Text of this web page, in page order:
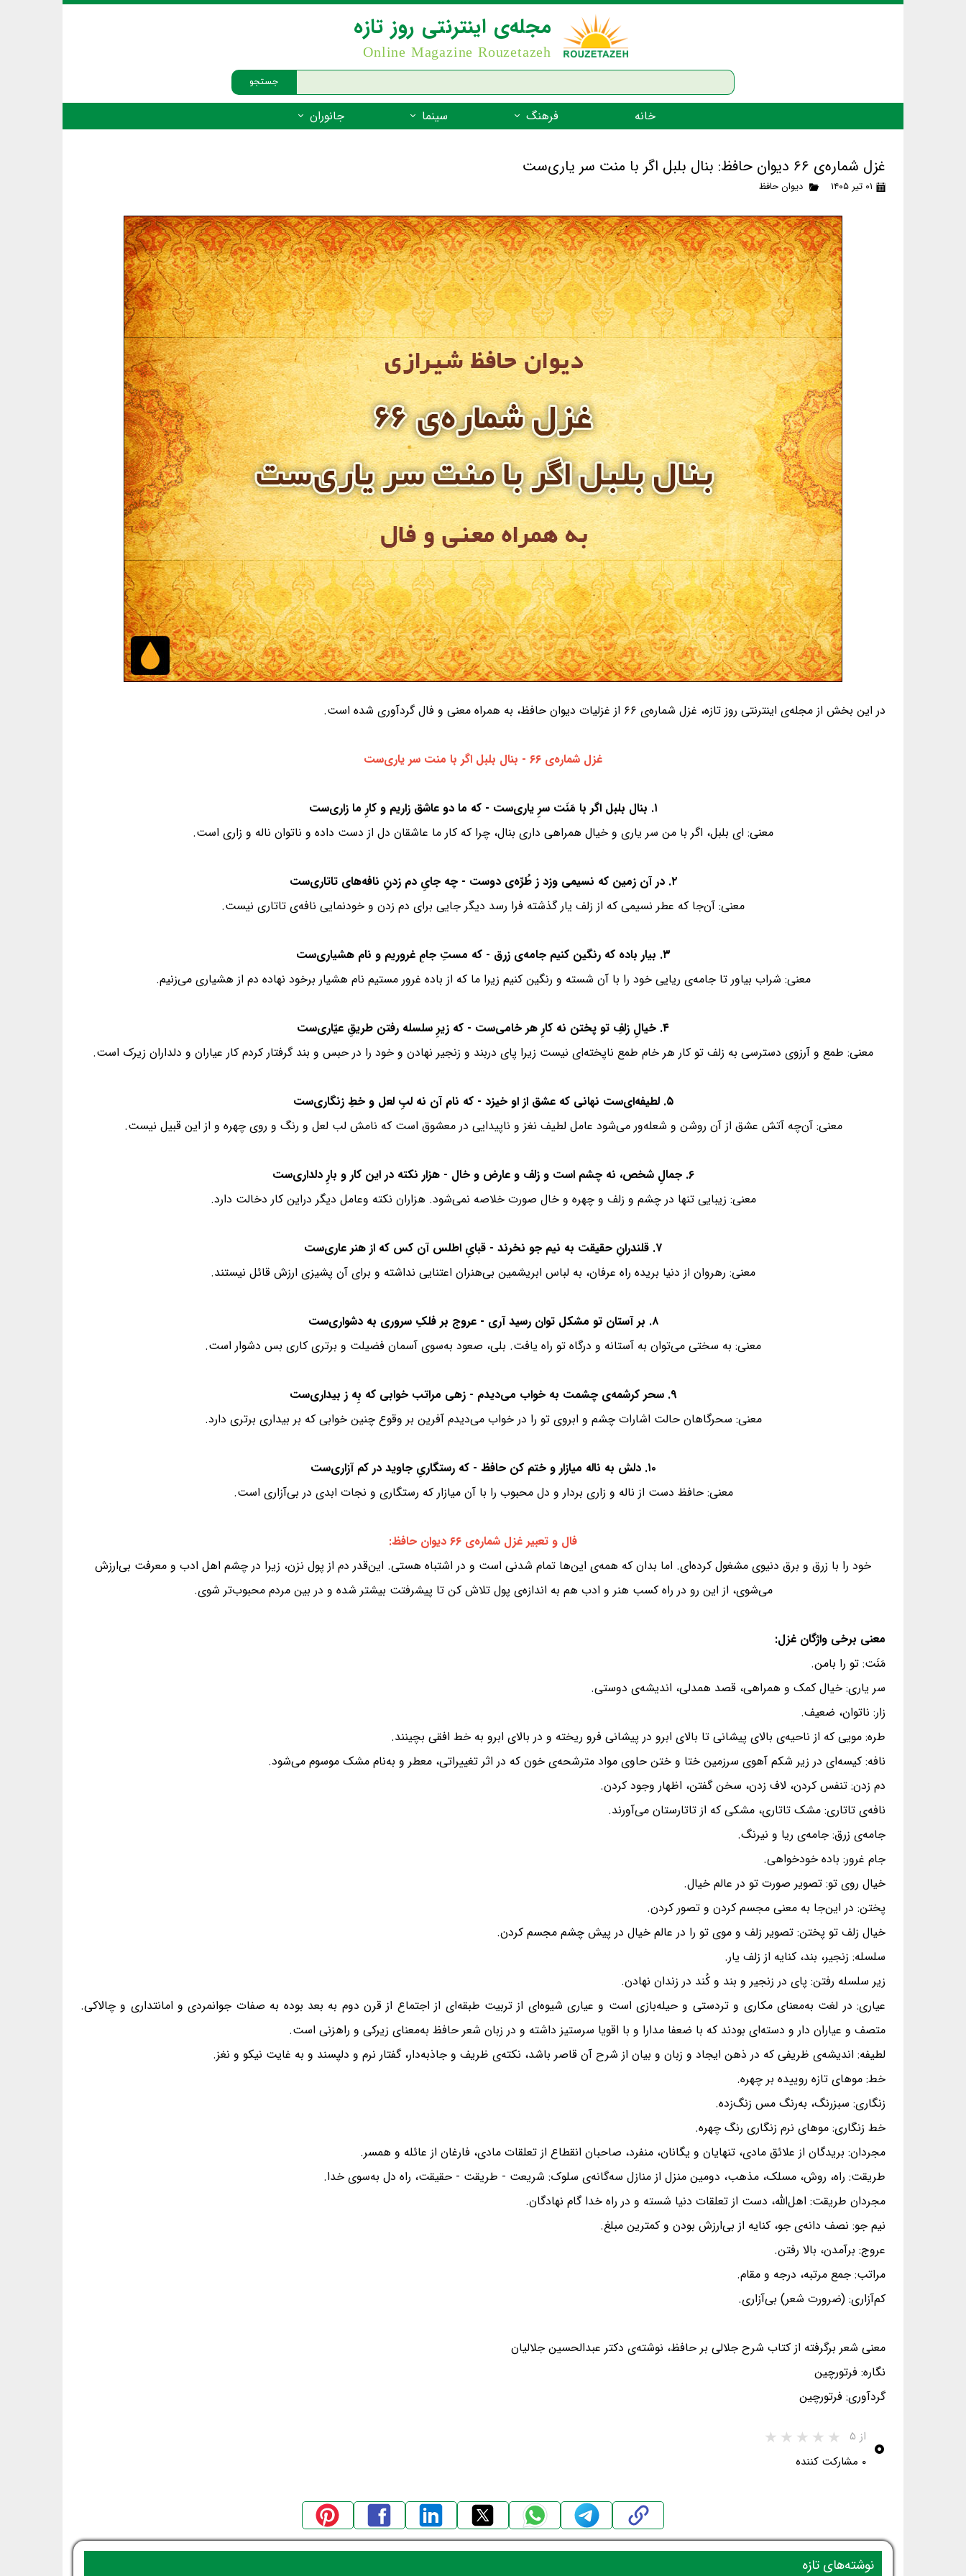
جستجو
مجله‌ی اینترنتی روز تازه
Online Magazine Rouzetazeh
خانه فرهنگ
نام‌نامه
ضرب المثل
شعر فارسی
زندگینامه‌ی بزرگان
گفتاورد
سینما جانوران
جانوران مهره‌دار - دوزیستان
جانوران مهره‌دار - ماهیان
جانوران مهره‌دار - فهرست‌ها
غزل شماره‌ی ۶۶ دیوان حافظ: بنال بلبل اگر با منت سر یاری‌ست
۰۱ تیر ۱۴۰۵ دیوان حافظ
در این بخش از مجله‌ی اینترنتی روز تازه، غزل شماره‌ی ۶۶ از غزلیات دیوان حافظ، به همراه معنی و فال گردآوری شده است.
غزل شماره‌ی ۶۶ - بنال بلبل اگر با منت سر یاری‌ست
۱. بنال بلبل اگر با مَنَت سرِ یاری‌ست - که ما دو عاشق زاریم و کارِ ما زاری‌ست
معنی: ای بلبل، اگر با من سر یاری و خیال همراهی داری بنال، چرا که کار ما عاشقان دل از دست داده و ناتوان ناله و زاری است.
۲. در آن زمین که نسیمی وزد ز طُرِّه‌ی دوست - چه جایِ دم زدنِ نافه‌های تاتاری‌ست
معنی: آن‌جا که عطر نسیمی که از زلف یار گذشته فرا رسد دیگر جایی برای دم زدن و خودنمایی نافه‌ی تاتاری نیست.
۳. بیار باده که رنگین کنیم جامه‌ی زرق - که مستِ جامِ غروریم و نام هشیاری‌ست
معنی: شراب بیاور تا جامه‌ی ریایی خود را با آن شسته و رنگین کنیم زیرا ما که از باده غرور مستیم نام هشیار برخود نهاده دم از هشیاری می‌زنیم.
۴. خیالِ زلفِ تو پختن نه کارِ هر خامی‌ست - که زیرِ سلسله رفتن طریقِ عیّاری‌ست
معنی: طمع و آرزوی دسترسی به زلف تو کار هر خام طمع ناپخته‌ای نیست زیرا پای دربند و زنجیر نهادن و خود را در حبس و بند گرفتار کردم کار عیاران و دلداران زیرک است.
۵. لطیفه‌ای‌ست نهانی که عشق از او خیزد - که نام آن نه لبِ لعل و خطِ زنگاری‌ست
معنی: آن‌چه آتش عشق از آن روشن و شعله‌ور می‌شود عامل لطیف نغز و ناپیدایی در معشوق است که نامش لب لعل و رنگ و روی چهره و از این قبیل نیست.
۶. جمالِ شخص، نه چشم است و زلف و عارض و خال - هزار نکته در این کار و بارِ دلداری‌ست
معنی: زیبایی تنها در چشم و زلف و چهره و خال صورت خلاصه نمی‌شود. هزاران نکته وعامل دیگر دراین کار دخالت دارد.
۷. قلندرانِ حقیقت به نیم جو نخرند - قبایِ اطلس آن کس که از هنر عاری‌ست
معنی: رهروان از دنیا بریده راه عرفان، به لباس ابریشمین بی‌هنران اعتنایی نداشته و برای آن پشیزی ارزش قائل نیستند.
۸. بر آستان تو مشکل توان رسید آری - عروج بر فلکِ سروری به دشواری‌ست
معنی: به سختی می‌توان به آستانه و درگاه تو راه یافت. بلی، صعود به‌سوی آسمان فضیلت و برتری کاری بس دشوار است.
۹. سحر کرشمه‌ی چشمت به خواب می‌دیدم - زهی مراتب خوابی که بِه ز بیداری‌ست
معنی: سحرگاهان حالت اشارات چشم و ابروی تو را در خواب می‌دیدم آفرین بر وقوع چنین خوابی که بر بیداری برتری دارد.
۱۰. دلش به ناله میازار و ختم کن حافظ - که رستگاریِ جاوید در کم آزاری‌ست
معنی: حافظ دست از ناله و زاری بردار و دل محبوب را با آن میازار که رستگاری و نجات ابدی در بی‌آزاری است.
فال و تعبیر غزل شماره‌ی ۶۶ دیوان حافظ:
خود را با زرق و برق دنیوی مشغول کرده‌ای. اما بدان که همه‌ی این‌ها تمام شدنی است و در اشتباه هستی. این‌قدر دم از پول نزن، زیرا در چشم اهل ادب و معرفت بی‌ارزش
می‌شوی، از این رو در راه کسب هنر و ادب هم به اندازه‌ی پول تلاش کن تا پیشرفتت بیشتر شده و در بین مردم محبوب‌تر شوی.
معنی برخی واژگان غزل:
مَنَت: تو را بامن.
سر یاری: خیال کمک و همراهی، قصد همدلی، اندیشه‌ی دوستی.
زار: ناتوان، ضعیف.
طره: مویی که از ناحیه‌ی بالای پیشانی تا بالای ابرو در پیشانی فرو ریخته و در بالای ابرو به خط افقی بچینند.
نافه: کیسه‌ای در زیر شکم آهوی سرزمین ختا و ختن حاوی مواد مترشحه‌ی خون که در اثر تغییراتی، معطر و به‌نام مشک موسوم می‌شود.
دم زدن: تنفس کردن، لاف زدن، سخن گفتن، اظهار وجود کردن.
نافه‌ی تاتاری: مشک تاتاری، مشکی که از تاتارستان می‌آورند.
جامه‌ی زرق: جامه‌ی ریا و نیرنگ.
جام غرور: باده خودخواهی.
خیال روی تو: تصویر صورت تو در عالم خیال.
پختن: در این‌جا به معنی مجسم کردن و تصور کردن.
خیال زلف تو پختن: تصویر زلف و موی تو را در عالم خیال در پیش چشم مجسم کردن.
سلسله: زنجیر، بند، کنایه از زلف یار.
زیر سلسله رفتن: پای در زنجیر و بند و کُند در زندان نهادن.
عیاری: در لغت به‌معنای مکاری و تردستی و حیله‌بازی است و عیاری شیوه‌ای از تربیت طبقه‌ای از اجتماع از قرن دوم به بعد بوده به صفات جوانمردی و امانتداری و چالاکی.
متصف و عیاران‌ دار و دسته‌ای بودند که با ضعفا مدارا و با اقویا سرستیز داشته و در زبان شعر حافظ به‌معنای زیرکی و راهزنی است.
لطیفه: اندیشه‌ی ظریفی که در ذهن ایجاد و زبان و بیان از شرح آن قاصر باشد، نکته‌ی ظریف و جاذبه‌دار، گفتار نرم و دلپسند و به غایت نیکو و نغز.
خط: موهای تازه روییده بر چهره.
زنگاری: سبزرنگ، به‌رنگ مس زنگ‌زده.
خط زنگاری: موهای نرم زنگاری رنگ چهره.
مجردان: بریدگان از علائق مادی، تنهایان و یگانان، منفرد، صاحبان انقطاع از تعلقات مادی، فارغان از عائله و همسر.
طریقت: راه، روش، مسلک، مذهب، دومین منزل از منازل سه‌گانه‌ی سلوک: شریعت - طریقت - حقیقت، راه دل به‌سوی خدا.
مجردان طریقت: اهل‌الله، دست از تعلقات دنیا شسته و در راه خدا گام نهادگان.
نیم جو: نصف دانه‌ی جو، کنایه از بی‌ارزش بودن و کمترین مبلغ.
عروج: برآمدن، بالا رفتن.
مراتب: جمع مرتبه، درجه و مقام.
کم‌آزاری: (ضرورت شعر) بی‌آزاری.
معنی شعر برگرفته از کتاب شرح جلالی بر حافظ، نوشته‌ی دکتر عبدالحسین جلالیان
نگاره: فرتورچین
گردآوری: فرتورچین
۰ از ۵
۰ مشارکت کننده
نوشته‌های تازه